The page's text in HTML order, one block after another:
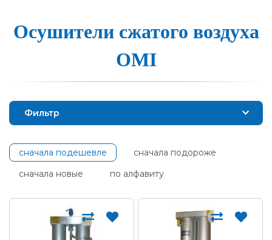
Осуши­те­ли сжа­то­го воз­ду­ха
OMI
Фильтр
сначала подешевле
сначала подороже
сначала новые
по алфавиту